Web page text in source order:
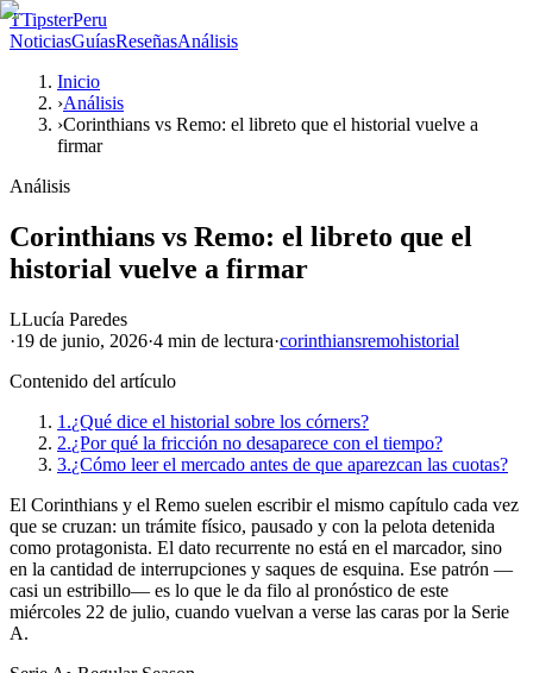
TTipsterPeru
NoticiasGuíasReseñasAnálisis
Inicio
›Análisis
›Corinthians vs Remo: el libreto que el historial vuelve a
firmar
Análisis
Corinthians vs Remo: el libreto que el
historial vuelve a firmar
LLucía Paredes
·19 de junio, 2026·4 min de lectura·corinthiansremohistorial
Contenido del artículo
1.¿Qué dice el historial sobre los córners?
2.¿Por qué la fricción no desaparece con el tiempo?
3.¿Cómo leer el mercado antes de que aparezcan las cuotas?
El Corinthians y el Remo suelen escribir el mismo capítulo cada vez
que se cruzan: un trámite físico, pausado y con la pelota detenida
como protagonista. El dato recurrente no está en el marcador, sino
en la cantidad de interrupciones y saques de esquina. Ese patrón —
casi un estribillo— es lo que le da filo al pronóstico de este
miércoles 22 de julio, cuando vuelvan a verse las caras por la Serie
A.